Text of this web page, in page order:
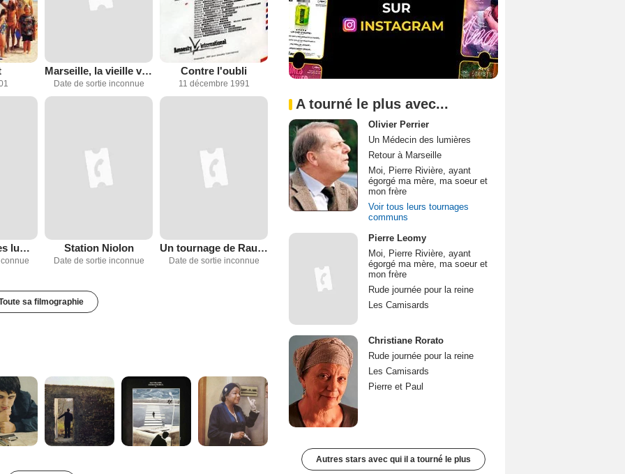
Marseille, la vieille ville indigne
Date de sortie inconnue
Contre l'oubli
11 décembre 1991
Un Médecin des lumières Station Niolon
Date de sortie inconnue
Un tournage de Raul Ruiz
Date de sortie inconnue
sa filmographie
A tourné le plus avec...
Olivier Perrier
Un Médecin des lumières
Retour à Marseille
Moi, Pierre Rivière, ayant
égorgé ma mère, ma soeur et
mon frère
Voir tous leurs tournages
communs
Pierre Leomy
Moi, Pierre Rivière, ayant
égorgé ma mère, ma soeur et
mon frère
Rude journée pour la reine
Les Camisards
Christiane Rorato
Rude journée pour la reine
Les Camisards
Pierre et Paul
Autres stars avec qui il a tourné le plus